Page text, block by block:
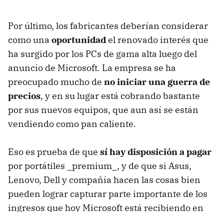
Por último, los fabricantes deberían considerar
como una oportunidadel renovado interés que
ha surgido por los PCs de gama alta luego del
anuncio de Microsoft. La empresa se ha
preocupado mucho de no iniciar una guerra de
precios, y en su lugar está cobrando bastante
por sus nuevos equipos, que aun así se están
vendiendo como pan caliente.
Eso es prueba de que sí hay disposición a pagar
por portátiles _premium_, y de que si Asus,
Lenovo, Dell y compañía hacen las cosas bien
pueden lograr capturar parte importante de los
ingresos que hoy Microsoft está recibiendo en